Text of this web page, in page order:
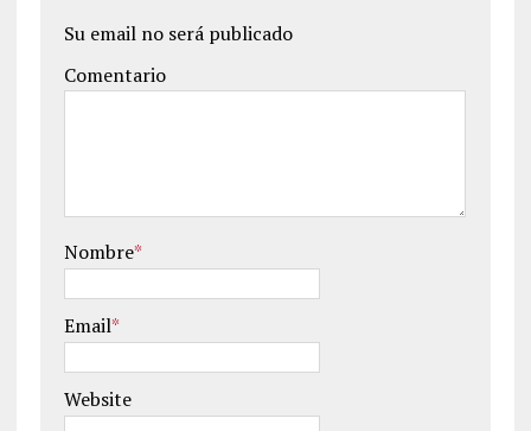
Su email no será publicado
Comentario
Nombre*
Email*
Website